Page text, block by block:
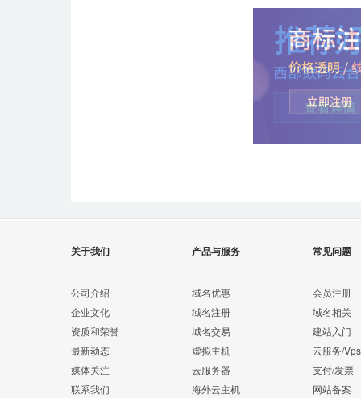
关于我们
公司介绍
企业文化
资质和荣誉
最新动态
媒体关注
联系我们
产品与服务
域名优惠
域名注册
域名交易
虚拟主机
云服务器
海外云主机
常见问题
会员注册
域名相关
建站入门
云服务/Vps
支付/发票
网站备案